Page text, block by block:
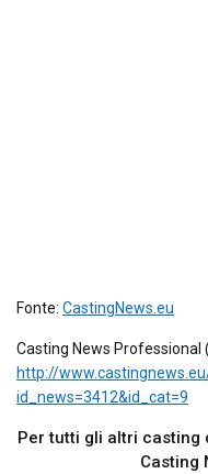
Fonte: CastingNews.eu
Casting News Professional
http://
id_news=3412&id_cat=9
Per tutti gli altri casting
Casting